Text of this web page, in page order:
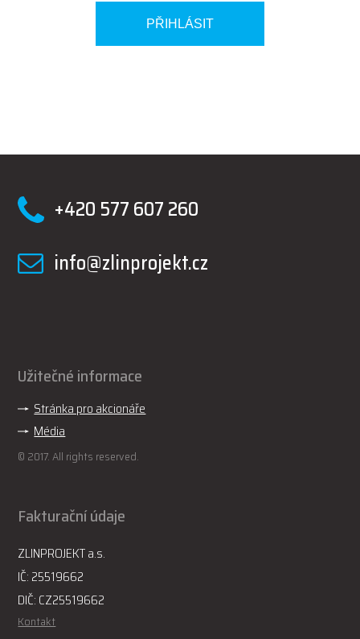
+420 577 607 260
info@zlinprojekt.cz
Užitečné informace
Stránka pro akcionáře
Média
© 2017. All rights reserved.
Fakturační údaje
ZLINPROJEKT a.s.
IČ: 25519662
DIČ: CZ25519662
Kontakt